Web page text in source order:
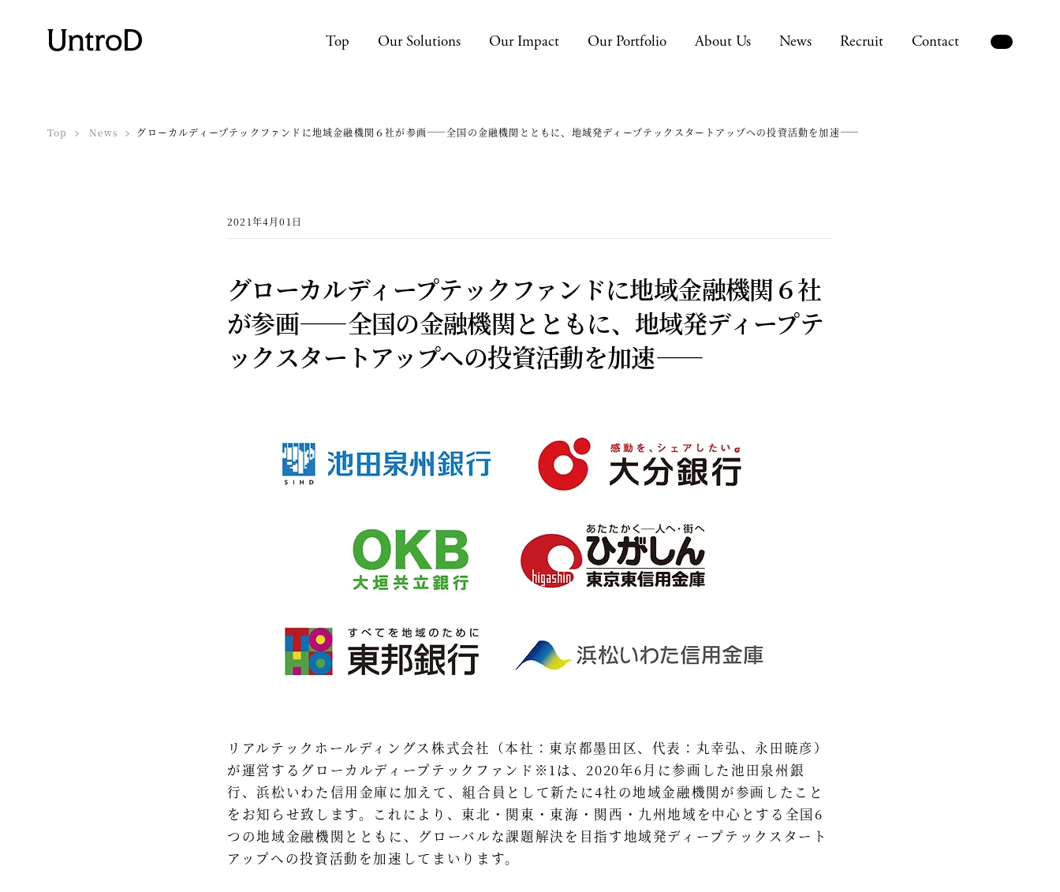
Top Our Solutions Our Impact Our Portfolio About Us News Recruit Contact
Top News グローカルディープテックファンドに地域金融機関６社が参画——全国の金融機関とともに、地域発ディープテックスタートアップへの投資活動を加速——
2021年4月01日
グローカルディープテックファンドに地域金融機関６社
が参画——全国の金融機関とともに、地域発ディープテ
ックスタートアップへの投資活動を加速——
リアルテックホールディングス株式会社（本社：東京都墨田区、代表：丸幸弘、永田暁彦）
が運営するグローカルディープテックファンド※1は、2020年6月に参画した池田泉州銀
行、浜松いわた信用金庫に加えて、組合員として新たに4社の地域金融機関が参画したこと
をお知らせ致します。これにより、東北・関東・東海・関西・九州地域を中心とする全国6
つの地域金融機関とともに、グローバルな課題解決を目指す地域発ディープテックスタート
アップへの投資活動を加速してまいります。 ​